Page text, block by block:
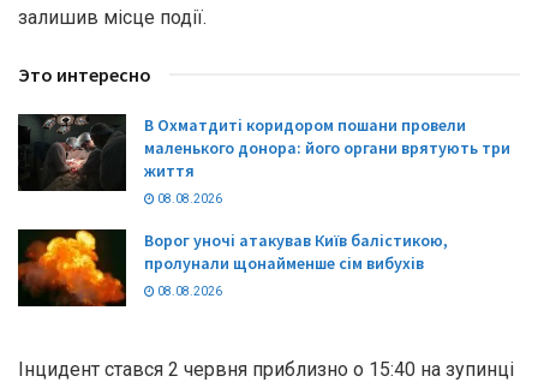
залишив місце події.
Это интересно
В Охматдиті коридором пошани провели
маленького донора: його органи врятують три
життя
08.08.2026
Ворог уночі атакував Київ балістикою,
пролунали щонайменше сім вибухів
08.08.2026
Інцидент стався 2 червня приблизно о 15:40 на зупинці